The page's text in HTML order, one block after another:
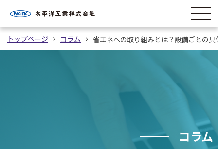
トップページ コラム 省エネへの取り組みとは？設備ごとの
コラム